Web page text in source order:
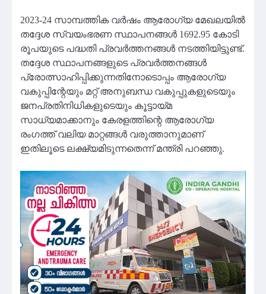
2023-24 സാമ്പത്തിക വര്‍ഷം ആരോഗ്യ മേഖലയില്‍
തദ്ദേശ സ്വയംഭരണ സ്ഥാപനങ്ങള്‍ 1692.95 കോടി
രൂപയുടെ പദ്ധതി പ്രവര്‍ത്തനങ്ങള്‍ നടത്തിയിട്ടുണ്ട്.
തദ്ദേശ സ്ഥാപനങ്ങളുടെ പ്രവര്‍ത്തനങ്ങള്‍
പ്രോത്സാഹിപ്പിക്കുന്നതിനോടൊപ്പം ആരോഗ്യ
വകുപ്പിന്റേയും മറ്റ് അനുബന്ധ വകുപ്പുകളുടെയും
ജനപ്രതിനിധികളുടെയും കൂട്ടായ്മ
സാധ്യമാക്കാനും കേരളത്തിന്റെ ആരോഗ്യ
രംഗത്ത് വലിയ മാറ്റങ്ങള്‍ വരുത്താനുമാണ്
ഇതിലൂടെ ലക്ഷ്യമിടുന്നതെന്ന് മന്ത്രി പറഞ്ഞു.